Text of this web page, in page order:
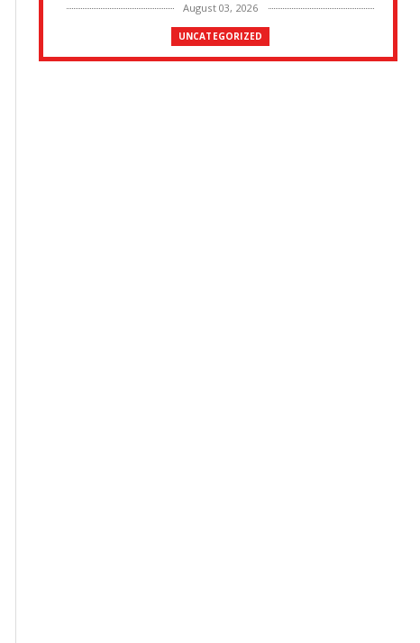
August 03, 2026
UNCATEGORIZED
देवळाली प्रवरा येथील नर्मदाबाई चोथे यांचे